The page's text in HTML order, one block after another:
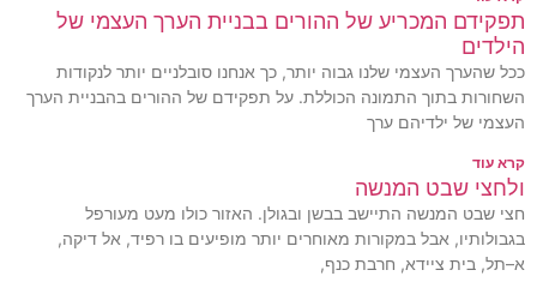
תפקידם המכריע של ההורים בבניית הערך העצמי של
הילדים
ככל שהערך העצמי שלנו גבוה יותר, כך אנחנו סובלניים יותר לנקודות
השחורות בתוך התמונה הכוללת. על תפקידם של ההורים בהבניית הערך
העצמי של ילדיהם ערך
קרא עוד
ולחצי שבט המנשה
חצי שבט המנשה התיישב בבשן ובגולן. האזור כולו מעט מעורפל
בגבולותיו, אבל במקורות מאוחרים יותר מופיעים בו רפיד, אל דיקה,
א–תל, בית ציידא, חרבת כנף,